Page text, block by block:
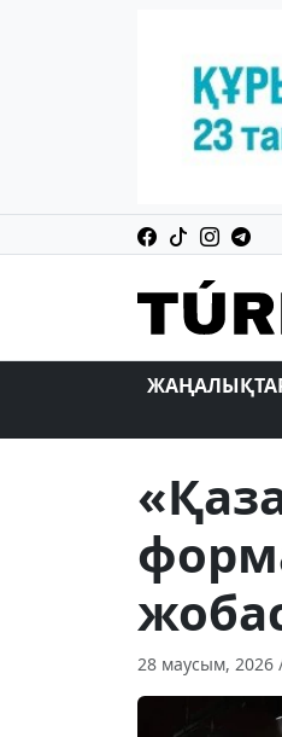
28 маусым, 2026